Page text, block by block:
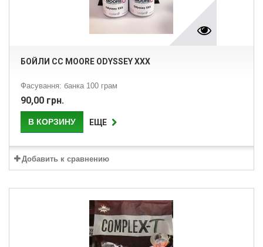
БОЙЛИ CC MOORE ODYSSEY XXX
Фасування: банка 100 грам
90,00 грн.
В КОРЗИНУ ЕЩЕ
Добавить к сравнению